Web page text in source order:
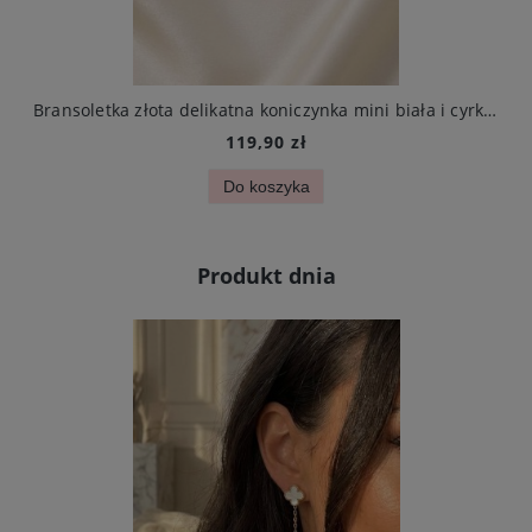
Bransoletka złota delikatna koniczynka mini biała i cyrkonie stal chirurgiczna
119,90 zł
Do koszyka
Produkt dnia